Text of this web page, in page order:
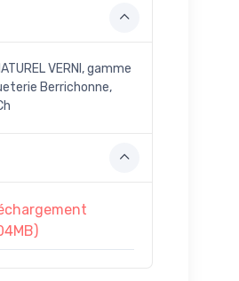
VERNI, gamme
Berrichonne,